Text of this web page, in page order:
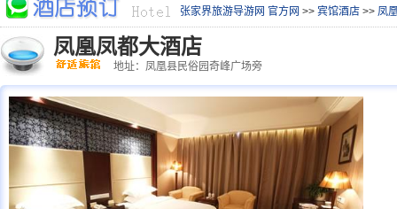
张家界旅游导游网 官方网 >> 宾馆酒店 >> 凤
凤凰凤都大酒店
地址：凤凰县民俗园奇峰广场旁